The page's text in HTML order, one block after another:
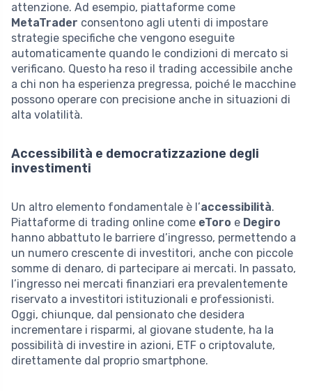
attenzione. Ad esempio, piattaforme come
MetaTrader consentono agli utenti di impostare
strategie specifiche che vengono eseguite
automaticamente quando le condizioni di mercato si
verificano. Questo ha reso il trading accessibile anche
a chi non ha esperienza pregressa, poiché le macchine
possono operare con precisione anche in situazioni di
alta volatilità.
Accessibilità e democratizzazione degli
investimenti
Un altro elemento fondamentale è l’accessibilità.
Piattaforme di trading online come eToro e Degiro
hanno abbattuto le barriere d’ingresso, permettendo a
un numero crescente di investitori, anche con piccole
somme di denaro, di partecipare ai mercati. In passato,
l’ingresso nei mercati finanziari era prevalentemente
riservato a investitori istituzionali e professionisti.
Oggi, chiunque, dal pensionato che desidera
incrementare i risparmi, al giovane studente, ha la
possibilità di investire in azioni, ETF o criptovalute,
direttamente dal proprio smartphone.